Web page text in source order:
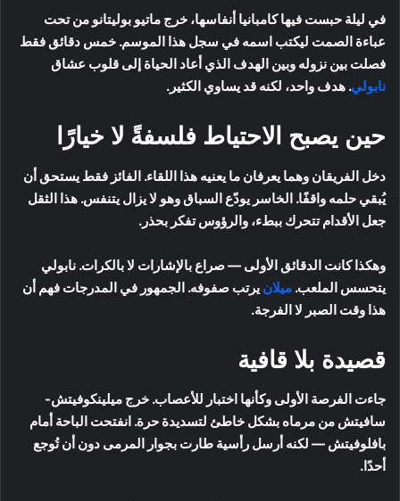
في ليلة حبست فيها كامبانيا أنفاسها، خرج ماتيو بوليتانو من تحت
عباءة الصمت ليكتب اسمه في سجل هذا الموسم. خمس دقائق فقط
فصلت بين نزوله وبين الهدف الذي أعاد الحياة إلى قلوب عشاق
نابولي. هدف واحد، لكنه قد يساوي الكثير.
حين يصبح الاحتياط فلسفةً لا خيارًا
دخل الفريقان وهما يعرفان ما يعنيه هذا اللقاء. الفائز فقط يستحق أن
يُبقي حلمه واقفًا. الخاسر يودّع السباق وهو لا يزال يتنفس. هذا الثقل
جعل الأقدام تتحرك ببطء، والرؤوس تفكر بحذر.
وهكذا كانت الدقائق الأولى — صراع بالإشارات لا بالكرات. نابولي
يتحسس الملعب. ميلان يرتب صفوفه. الجمهور في المدرجات فهم أن
هذا وقت الصبر لا الفرجة.
قصيدة بلا قافية
جاءت الفرصة الأولى وكأنها اختبار للأعصاب. خرج ميلينكوفيتش-
سافيتش من مرماه بشكل خاطئ لتسديدة حرة. انفتحت الباحة أمام
بافلوفيتش — لكنه أرسل رأسية طارت بجوار المرمى دون أن تُوجع
أحدًا.